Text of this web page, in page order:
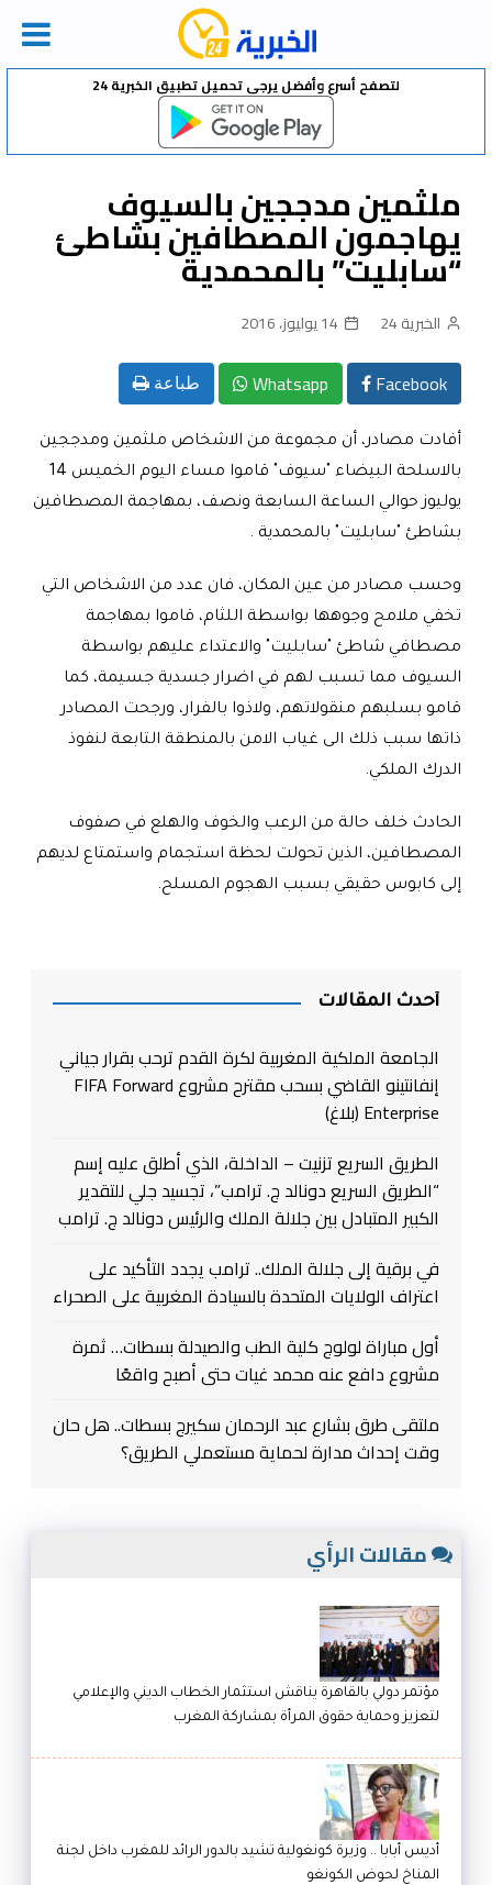
Skip
لتصفح أسرع وأفضل يرجى تحميل تطبيق الخبرية 24
ملثمين مدججين بالسيوف
يهاجمون المصطافين بشاطئ
“سابليت” بالمحمدية
الخبرية 24 14 يوليوز، 2016
Facebook
Whatsapp طباعة
أفادت مصادر، أن مجموعة من الاشخاص ملثمين ومدججين
بالاسلحة البيضاء "سيوف" قاموا مساء اليوم الخميس 14
يوليوز حوالي الساعة السابعة ونصف، بمهاجمة المصطافين
بشاطئ "سابليت" بالمحمدية .
وحسب مصادر من عين المكان، فان عدد من الاشخاص التي
تخفي ملامح وجوهها بواسطة اللثام، قاموا بمهاجمة
مصطافي شاطئ "سابليت" والاعتداء عليهم بواسطة
السيوف مما تسبب لهم في اضرار جسدية جسيمة، كما
قامو بسلبهم منقولاتهم، ولاذوا بالفرار، ورجحت المصادر
ذاتها سبب ذلك الى غياب الامن بالمنطقة التابعة لنفوذ
الدرك الملكي.
الحادث خلف حالة من الرعب والخوف والهلع في صفوف
المصطافين، الذين تحولت لحظة استجمام واستمتاع لديهم
إلى كابوس حقيقي بسبب الهجوم المسلح.
أحدث المقالات
الجامعة الملكية المغربية لكرة القدم ترحب بقرار جياني
إنفانتينو القاضي بسحب مقترح مشروع FIFA Forward
Enterprise (بلاغ)
الطريق السريع تزنيت – الداخلة، الذي أطلق عليه إسم
“الطريق السريع دونالد ج. ترامب”، تجسيد جلي للتقدير
الكبير المتبادل بين جلالة الملك والرئيس دونالد ج. ترامب
في برقية إلى جلالة الملك.. ترامب يجدد التأكيد على
اعتراف الولايات المتحدة بالسيادة المغربية على الصحراء
أول مباراة لولوج كلية الطب والصيدلة بسطات… ثمرة
مشروع دافع عنه محمد غيات حتى أصبح واقعًا
ملتقى طرق بشارع عبد الرحمان سكيرج بسطات.. هل حان
وقت إحداث مدارة لحماية مستعملي الطريق؟
مقالات الرأي
مؤتمر دولي بالقاهرة يناقش استثمار الخطاب الديني والإعلامي
لتعزيز وحماية حقوق المرأة بمشاركة المغرب
أديس أبابا .. وزيرة كونغولية تشيد بالدور الرائد للمغرب داخل لجنة
المناخ لحوض الكونغو